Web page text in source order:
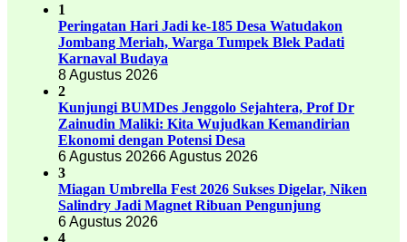
1
Peringatan Hari Jadi ke-185 Desa Watudakon
Jombang Meriah, Warga Tumpek Blek Padati
Karnaval Budaya
8 Agustus 2026
2
Kunjungi BUMDes Jenggolo Sejahtera, Prof Dr
Zainudin Maliki: Kita Wujudkan Kemandirian
Ekonomi dengan Potensi Desa
6 Agustus 20266 Agustus 2026
3
Miagan Umbrella Fest 2026 Sukses Digelar, Niken
Salindry Jadi Magnet Ribuan Pengunjung
6 Agustus 2026
4